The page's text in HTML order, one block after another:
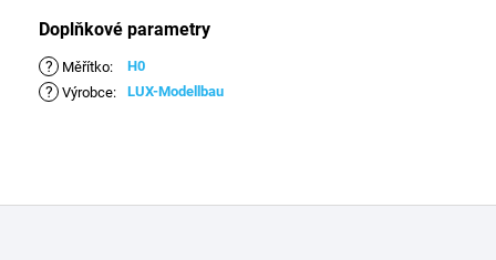
Doplňkové parametry
? Měřítko: H0
? Výrobce: LUX-Modellbau